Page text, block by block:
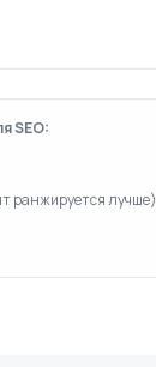
SEO:
ранжируется лучше)